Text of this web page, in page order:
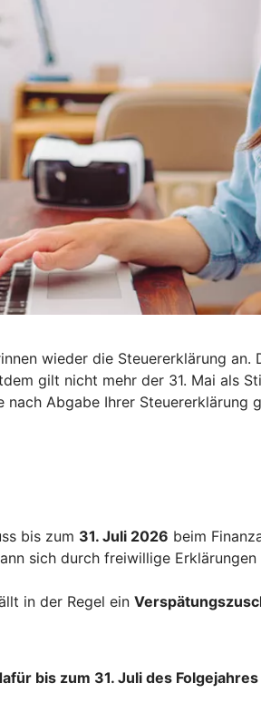
wieder die Steuererklärung
gilt nicht mehr der 31. Mai als
Abgabe Ihrer Steuererklärung
bis zum 31. Juli 2026 beim
sich durch freiwillige
in der Regel ein
bis zum 31. Juli des Folgejahres